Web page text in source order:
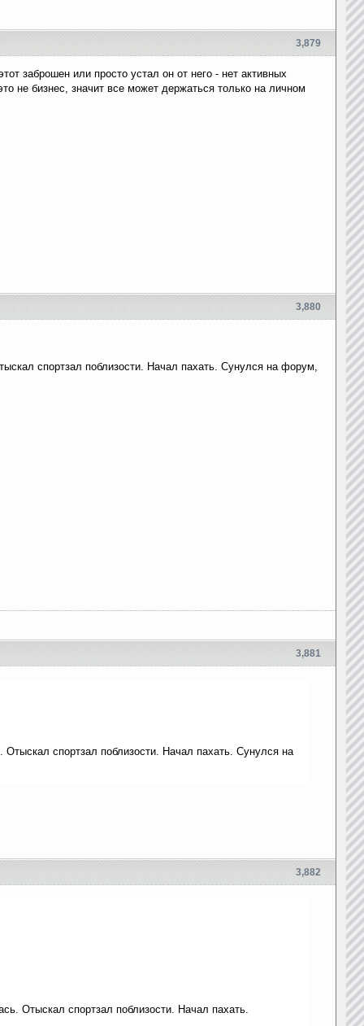
3,879
заброшен или просто устал он от него - нет активных
не бизнес, значит все может держаться только на личном
3,880
спортзал поблизости. Начал пахать. Сунулся на форум,
3,881
спортзал поблизости. Начал пахать. Сунулся на
3,882
Отыскал спортзал поблизости. Начал пахать.